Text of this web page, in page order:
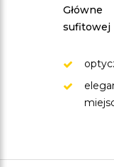
sufitowej